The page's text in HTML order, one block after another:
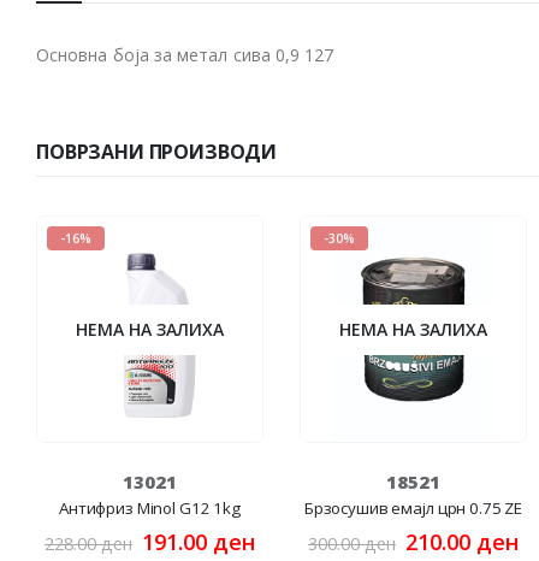
Основна боја за метал сива 0,9 127
ПОВРЗАНИ ПРОИЗВОДИ
-16%
НЕМА НА ЗАЛИХА
13021
Антифриз Minol G12 1kg
228.00ден Original
191.00 ден Current
-30%
НЕМА НА ЗАЛИХА
18521
Брзосушив емајл црн 0.75 ZE
300.00ден Original
210.00 ден